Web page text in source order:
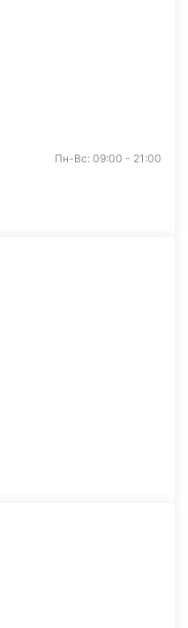
Пн-Вс: 09:00 - 21:00